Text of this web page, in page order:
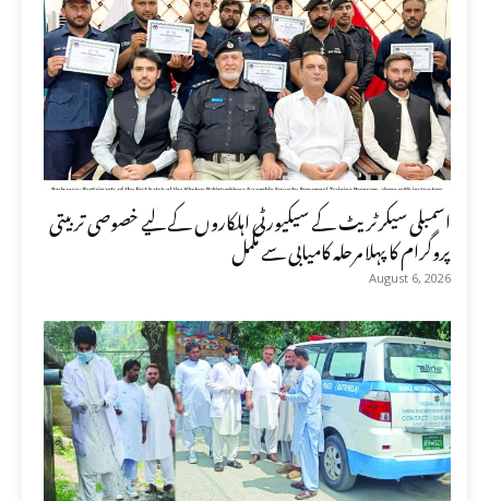
اسمبلی سیکرٹریٹ کے سیکیورٹی اہلکاروں کے لیے خصوصی تربیتی
پروگرام کا پہلا مرحلہ کامیابی سے مکمل
August 6, 2026